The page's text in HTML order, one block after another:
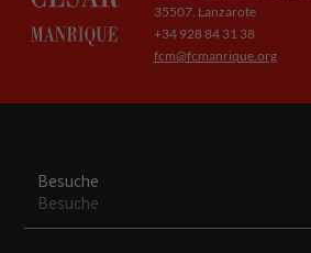
35507. Lanzarote
+34 928 84 31 38
fcm@fcmanrique.org
Besuche
Besuche